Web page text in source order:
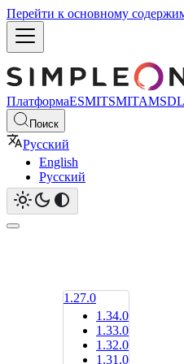
Перейти к основному
ПлатформаESMITSMITAM
Поиск
Русский
English
Русский
1.27.0
1.34.0
1.33.0
1.32.0
1.31.0